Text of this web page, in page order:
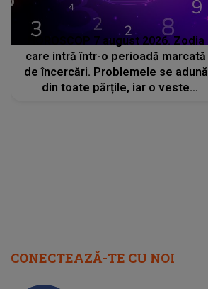
HOROSCOP 7 august 2026. Zodia
care intră într-o perioadă marcată
de încercări. Problemele se adună
din toate părțile, iar o veste
CONECTEAZĂ-TE CU NOI